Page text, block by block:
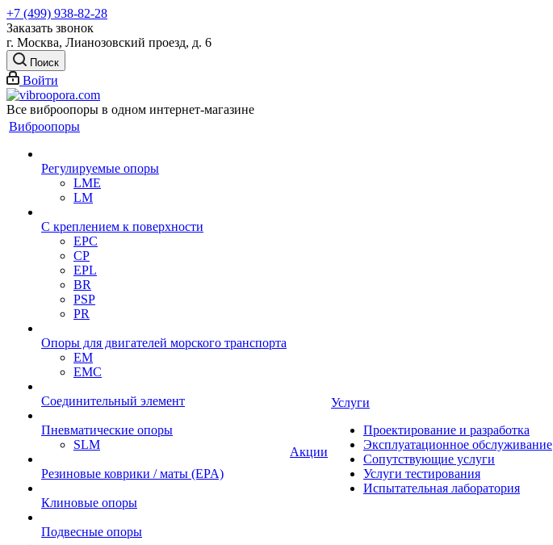
+7 (499) 938-82-28
Заказать звонок
г. Москва, Лианозовский проезд, д. 6
Поиск
Войти
Все виброопоры в одном интернет-магазине
Виброопоры
Регулируемые опоры
LME
LM
С креплением к поверхности
EPC
CP
EPL
BR
PSP
PR
Опоры для двигателей морского транспорта
EM
EMC
Cоединительный элемент
Пневматические опоры
SLM
Резиновые коврики / маты (EPA)
Клиновые опоры
Подвесные опоры
Акции
Услуги
Проектирование и разработка
Эксплуатационное обслуживание
Сопутствующие услуги
Услуги тестирования
Испытательная лаборатория